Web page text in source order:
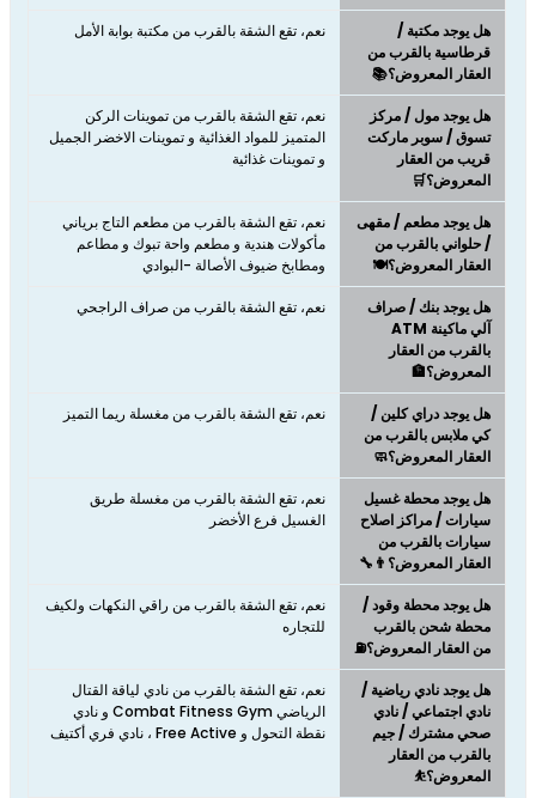
هل يوجد مكتبة /
قرطاسية بالقرب من
العقار المعروض؟📚
نعم، تقع الشقة بالقرب من مكتبة بوابة الأمل
هل يوجد مول / مركز
تسوق / سوبر ماركت
قريب من العقار
المعروض؟🛒
نعم، تقع الشقة بالقرب من تموينات الركن
المتميز للمواد الغذائية و تموينات الاخضر الجميل
و تموينات غذائية
هل يوجد مطعم / مقهى
/ حلواني بالقرب من
العقار المعروض؟🍽️
نعم، تقع الشقة بالقرب من مطعم التاج برياني
مأكولات هندية و مطعم واحة تبوك و مطاعم
ومطابخ ضيوف الأصالة -البوادي
هل يوجد بنك / صراف
آلي ماكينة ATM
بالقرب من العقار
المعروض؟🏦
نعم، تقع الشقة بالقرب من صراف الراجحي
هل يوجد دراي كلين /
كي ملابس بالقرب من
العقار المعروض؟🧼
نعم، تقع الشقة بالقرب من مغسلة ريما التميز
هل يوجد محطة غسيل
سيارات / مراكز اصلاح
سيارات بالقرب من
العقار المعروض؟👨‍🔧
نعم، تقع الشقة بالقرب من مغسلة طريق
الغسيل فرع الأخضر
هل يوجد محطة وقود /
محطة شحن بالقرب
من العقار المعروض؟⛽
نعم، تقع الشقة بالقرب من راقي النكهات ولكيف
للتجاره
هل يوجد نادي رياضية /
نادي اجتماعي / نادي
صحي مشترك / جيم
بالقرب من العقار
المعروض؟⛹
نعم، تقع الشقة بالقرب من نادي لياقة القتال
الرياضي Combat Fitness Gym و نادي
نقطة التحول و Free Active ، نادي فري أكتيف